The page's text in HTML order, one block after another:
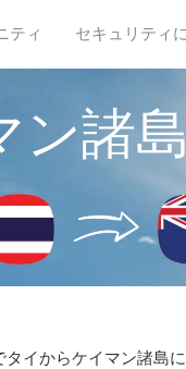
ティ セキュリティ
ン諸
イからケイマン諸島